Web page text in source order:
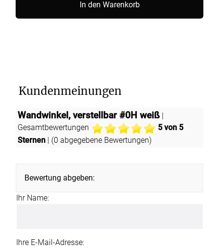
In den Warenkorb
Kundenmeinungen
Wandwinkel, verstellbar #0H weiß|
Gesamtbewertungen
5von 5
Sternen | (0 abgegebene Bewertungen)
Bewertung abgeben:
Ihr Name:
Ihre E-Mail-Adresse: